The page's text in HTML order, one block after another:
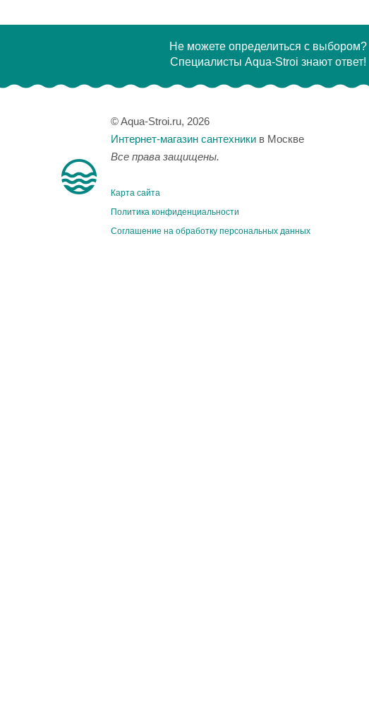
Не можете определиться с выбором?
Специалисты Aqua-Stroi знают ответ!
© Aqua-Stroi.ru, 2026
Интернет-магазин сантехники в Москве
Все права защищены.
Карта сайта
Политика конфиденциальности
Соглашение на обработку персональных данных